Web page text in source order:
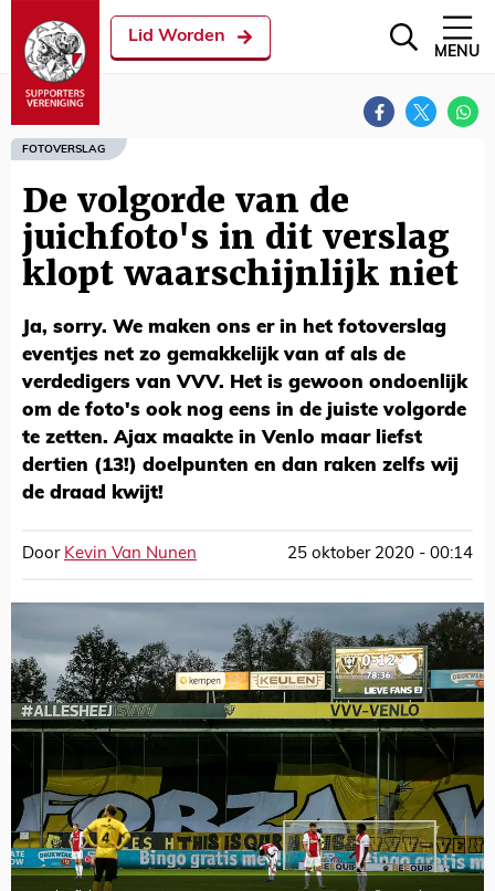
Lid Worden
MENU
FOTOVERSLAG
De volgorde van de
juichfoto's in dit verslag
klopt waarschijnlijk niet
Ja, sorry. We maken ons er in het fotoverslag
eventjes net zo gemakkelijk van af als de
verdedigers van VVV. Het is gewoon ondoenlijk
om de foto's ook nog eens in de juiste volgorde
te zetten. Ajax maakte in Venlo maar liefst
dertien (13!) doelpunten en dan raken zelfs wij
de draad kwijt!
Door Kevin Van Nunen 25 oktober 2020 - 00:14